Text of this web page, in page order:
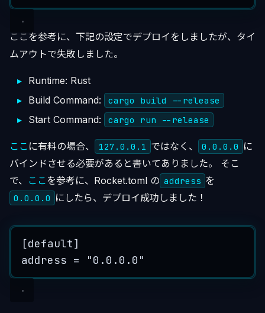
ここを参考に、下記の設定でデプロイをしましたが、タイ
ムアウトで失敗しました。
Runtime: Rust
Build Command:
cargo build --release
Start Command: cargo run --release
ここ に有料の場合、 127.0.0.1 ではなく、 0.0.0.0 に
バインドさせる必要があると書いてありました。 そこ
で、
ここを参考に、Rocket.toml の address を
0.0.0.0 にしたら、デプロイ成功しました！
[default]
address = "0.0.0.0"